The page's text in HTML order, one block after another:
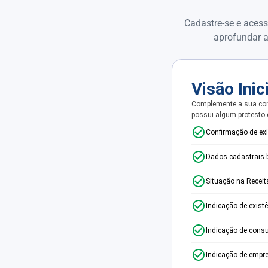
Cadastre-se e
aprofundar
Visão
Complemente a sua
possui algum protesto
Confirmação de
Dados cadastrais
Situação na
Indicação de
Indicação de
Indicação de